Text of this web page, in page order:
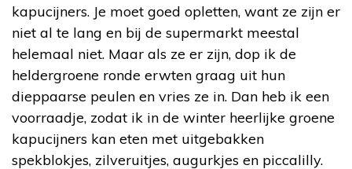
kapucijners. Je moet goed opletten, want ze zijn er
niet al te lang en bij de supermarkt meestal
helemaal niet. Maar als ze er zijn, dop ik de
heldergroene ronde erwten graag uit hun
dieppaarse peulen en vries ze in. Dan heb ik een
voorraadje, zodat ik in de winter heerlijke groene
kapucijners kan eten met uitgebakken
spekblokjes, zilveruitjes, augurkjes en piccalilly.